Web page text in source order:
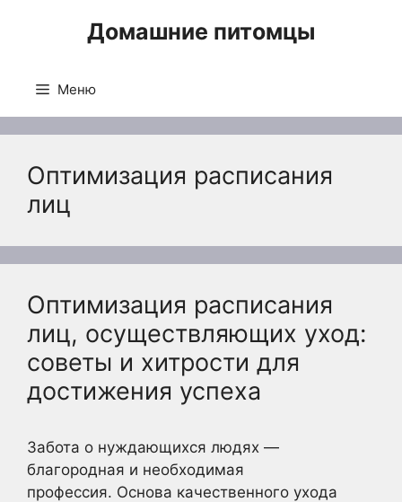
Домашние питомцы
Меню
Оптимизация расписания
лиц
Оптимизация расписания
лиц, осуществляющих уход:
советы и хитрости для
достижения успеха
Забота о нуждающихся людях —
благородная и необходимая
профессия. Основа качественного ухода